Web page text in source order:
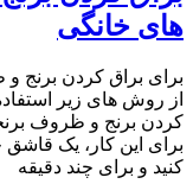
های خانگی
برای براق کردن برنج
از روش های زیر
کردن برنج و ظروف
برای این کار، یک
کنید و برای چند دقیقه